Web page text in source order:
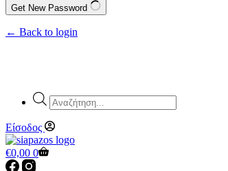
Get New Password
← Back to login
Products
search
Είσοδος
Shopping
cart
€0,00 0